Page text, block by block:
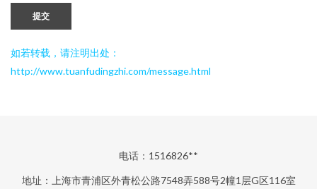
提交
如若转载，请注明出处：
http://www.tuanfudingzhi.com/message.html
电话：1516826**
地址：上海市青浦区外青松公路7548弄588号2幢1层G区116室